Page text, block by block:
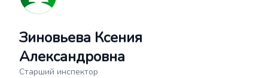
Зиновьева Ксения
Александровна
Старший инспектор